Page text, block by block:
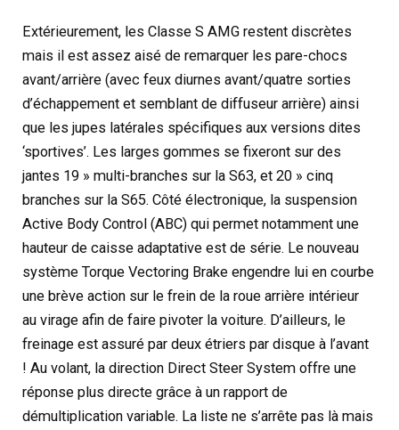
Extérieurement, les Classe S AMG restent discrètes
mais il est assez aisé de remarquer les pare-chocs
avant/arrière (avec feux diurnes avant/quatre sorties
d’échappement et semblant de diffuseur arrière) ainsi
que les jupes latérales spécifiques aux versions dites
‘sportives’. Les larges gommes se fixeront sur des
jantes 19 » multi-branches sur la S63, et 20 » cinq
branches sur la S65. Côté électronique, la suspension
Active Body Control (ABC) qui permet notamment une
hauteur de caisse adaptative est de série. Le nouveau
système Torque Vectoring Brake engendre lui en courbe
une brève action sur le frein de la roue arrière intérieur
au virage afin de faire pivoter la voiture. D’ailleurs, le
freinage est assuré par deux étriers par disque à l’avant
! Au volant, la direction Direct Steer System offre une
réponse plus directe grâce à un rapport de
démultiplication variable. La liste ne s’arrête pas là mais